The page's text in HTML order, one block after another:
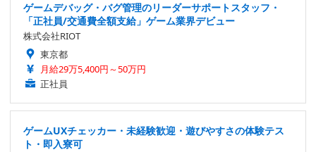
ゲームデバッグ・バグ管理のリーダーサポートスタッフ・
「正社員/交通費全額支給」ゲーム業界デビュー
株式会社RIOT
東京都
月給29万5,400円～50万円
正社員
ゲームUXチェッカー・未経験歓迎・遊びやすさの体験テス
ト・即入寮可